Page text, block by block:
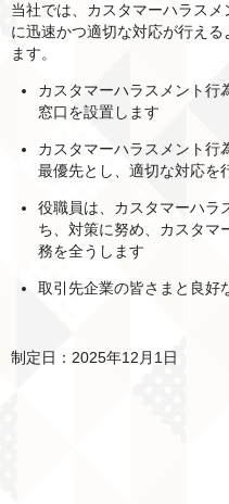
当社では、カスタマーハラス
に迅速かつ適切な対応が行え
ます。
カスタマーハラスメント行
窓口を設置します
カスタマーハラスメント行
最優先とし、適切な対応を
役職員は、カスタマーハラ
ち、対策に努め、カスタマ
務を全うします
取引先企業の皆さまと良好
制定日：2025年12月1日